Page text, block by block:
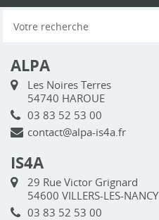
ALPA
Les Noires Terres
54740 HAROUE
03 83 52 53 00
contact@alpa-is4a.fr
IS4A
29 Rue Victor Grignard
54600 VILLERS-LES-NANCY
03 83 52 53 00